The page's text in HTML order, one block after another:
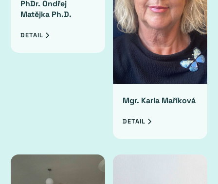
PhDr. Ondřej
Matějka Ph.D.
DETAIL
Mgr. Karla Maříková
DETAIL